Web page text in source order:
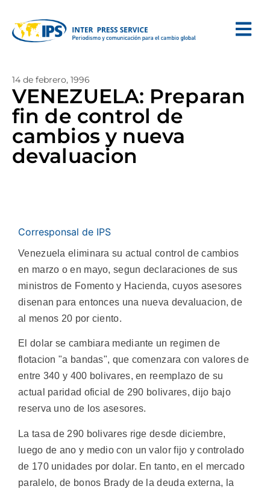
14 de febrero, 1996
VENEZUELA: Preparan
fin de control de
cambios y nueva
devaluacion
Corresponsal de IPS
Venezuela eliminara su actual control de cambios
en marzo o en mayo, segun declaraciones de sus
ministros de Fomento y Hacienda, cuyos asesores
disenan para entonces una nueva devaluacion, de
al menos 20 por ciento.
El dolar se cambiara mediante un regimen de
flotacion "a bandas", que comenzara con valores de
entre 340 y 400 bolivares, en reemplazo de su
actual paridad oficial de 290 bolivares, dijo bajo
reserva uno de los asesores.
La tasa de 290 bolivares rige desde diciembre,
luego de ano y medio con un valor fijo y controlado
de 170 unidades por dolar. En tanto, en el mercado
paralelo, de bonos Brady de la deuda externa, la